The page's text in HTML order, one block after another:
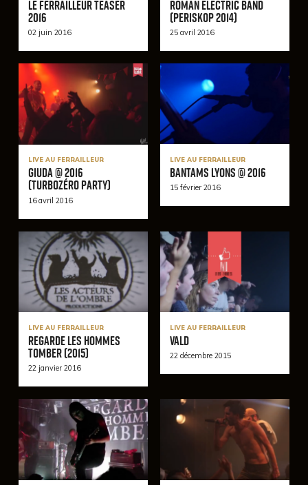
Le Ferrailleur Teaser
2016
02 juin 2016
Roman Electric Band
(Periskop 2014)
25 avril 2016
LIVE AU FERRAILLEUR
Giuda @ 2016
(TurboZéro Party)
16 avril 2016
LIVE AU FERRAILLEUR
Bantams Lyons @ 2016
15 février 2016
LIVE AU FERRAILLEUR
Regarde Les Hommes
Tomber (2015)
22 janvier 2016
LIVE AU FERRAILLEUR
Vald
22 décembre 2015